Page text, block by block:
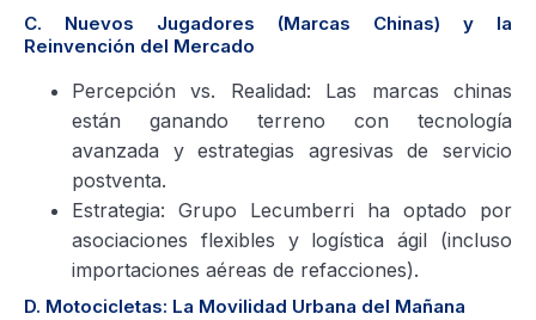
C. Nuevos Jugadores (Marcas Chinas) y la
Reinvención del Mercado
Percepción vs. Realidad: Las marcas chinas
están ganando terreno con tecnología
avanzada y estrategias agresivas de servicio
postventa.
Estrategia: Grupo Lecumberri ha optado por
asociaciones flexibles y logística ágil (incluso
importaciones aéreas de refacciones).
D. Motocicletas: La Movilidad Urbana del Mañana